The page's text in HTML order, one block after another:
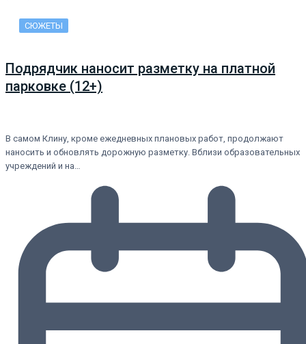
СЮЖЕТЫ
Подрядчик наносит разметку на платной
парковке (12+)
В самом Клину, кроме ежедневных плановых работ, продолжают
наносить и обновлять дорожную разметку. Вблизи образовательных
учреждений и на…